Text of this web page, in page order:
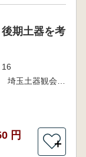
期土器を考
関東弥生時代研究会 埼玉土器観会 八千代栗谷遺跡研究会 編
円
＋